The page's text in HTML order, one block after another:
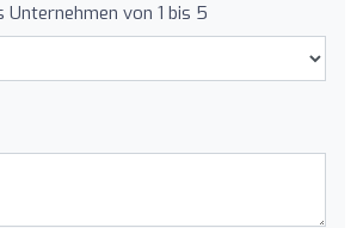
Unternehmen von 1 bis 5